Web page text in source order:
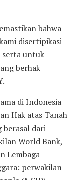
bahwa
disertipikasi
serta untuk
berhak
di Indonesia
Hak atas Tanah
berasal dari
World Bank,
Lembaga
perwakilan